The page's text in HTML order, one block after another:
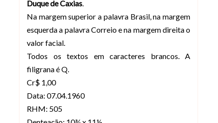
Duque de Caxias
Na margem superior a palavra Brasil, na margem
esquerda a palavra Correio e na margem direita o
valor facial.
Todos os textos em caracteres brancos. A
filigrana é Q.
Cr$ 1,00
Data: 07.04.1960
RHM: 505